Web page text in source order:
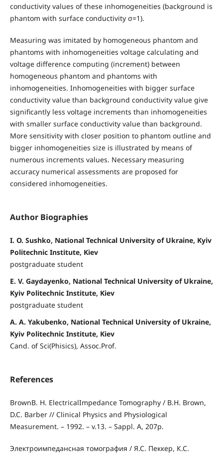
conductivity values of these inhomogeneities (background is
phantom with surface conductivity σ=1).
Measuring was imitated by homogeneous phantom and
phantoms with inhomogeneities voltage calculating and
voltage difference computing (increment) between
homogeneous phantom and phantoms with
inhomogeneities. Inhomogeneities with bigger surface
conductivity value than background conductivity value give
significantly less voltage increments than inhomogeneities
with smaller surface conductivity value than background.
More sensitivity with closer position to phantom outline and
bigger inhomogeneities size is illustrated by means of
numerous increments values. Necessary measuring
accuracy numerical assessments are proposed for
considered inhomogeneities.
Author Biographies
I. O. Sushko, National Technical University of Ukraine, Kyiv
Politechnic Institute, Kiev
postgraduate student
E. V. Gaydayenko, National Technical University of Ukraine,
Kyiv Politechnic Institute, Kiev
postgraduate student
A. A. Yakubenko, National Technical University of Ukraine,
Kyiv Politechnic Institute, Kiev
Cand. of Sci(Phisics), Assoc.Prof.
References
BrownB. H. ElectricalImpedance Tomography / B.H. Brown,
D.C. Barber // Clinical Physics and Physiological
Measurement. – 1992. – v.13. – Sappl. A, 207p.
Электроимпедансная томография / Я.С. Пеккер, К.С.